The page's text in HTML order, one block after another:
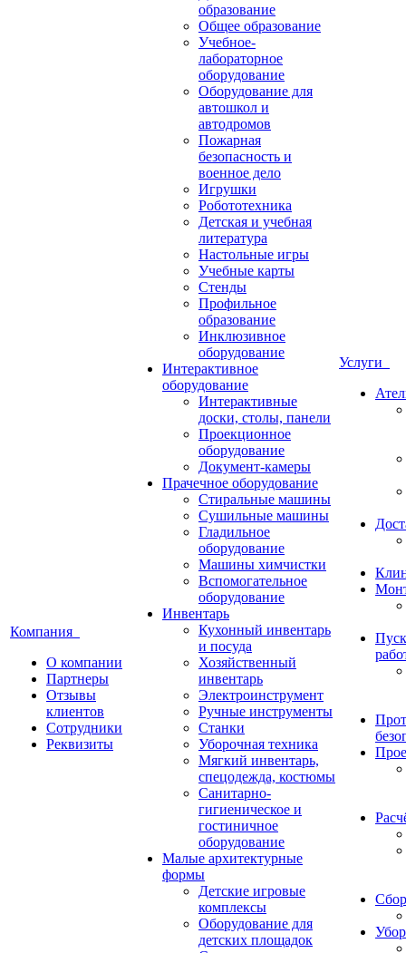
Компания
О компании
Партнеры
Отзывы
клиентов
Сотрудники
Реквизиты
образование
Общее образование
Учебное-
лабораторное
оборудование
Оборудование для
автошкол и
автодромов
Пожарная
безопасность и
военное дело
Игрушки
Робототехника
Детская и учебная
литература
Настольные игры
Учебные карты
Стенды
Профильное
образование
Инклюзивное
оборудование
Интерактивное
оборудование
Интерактивные
доски, столы, панели
Проекционное
оборудование
Документ-камеры
Прачечное оборудование
Стиральные машины
Сушильные машины
Гладильное
оборудование
Машины химчистки
Вспомогательное
оборудование
Инвентарь
Кухонный инвентарь
и посуда
Хозяйственный
инвентарь
Электроинструмент
Ручные инструменты
Станки
Уборочная техника
Мягкий инвентарь,
спецодежда, костюмы
Санитарно-
гигиеническое и
гостиничное
оборудование
Малые архитектурные
формы
Детские игровые
комплексы
Оборудование для
детских площадок
Услуги